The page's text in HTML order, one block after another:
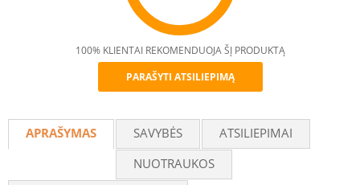
Recommend
100% KLIENTAI REKOMENDUOJA ŠĮ PRODUKTĄ
PARAŠYTI ATSILIEPIMĄ
APRAŠYMAS SAVYBĖS
ATSILIEPIMAI
NUOTRAUKOS